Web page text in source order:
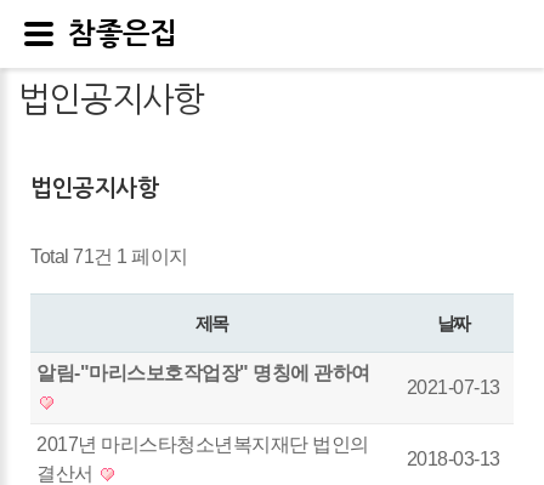
법인공지사항
법인공지사항
Total 71건 1 페이지
제목 날짜
알림-"마리스보호작업장" 명칭에 관하여
2021-07-13
2017년 마리스타청소년복지재단 법인의
결산서
2018-03-13
참좋은집